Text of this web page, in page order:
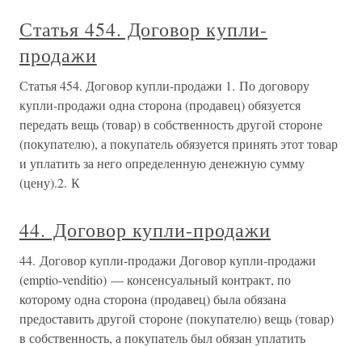
Статья 454. Договор купли-
продажи
Статья 454. Договор купли-продажи 1. По договору
купли-продажи одна сторона (продавец) обязуется
передать вещь (товар) в собственность другой стороне
(покупателю), а покупатель обязуется принять этот товар
и уплатить за него определенную денежную сумму
(цену).2. К
44. Договор купли-продажи
44. Договор купли-продажи Договор купли-продажи
(emptio-venditio) — консенсуальный контракт, по
которому одна сторона (продавец) была обязана
предоставить другой стороне (покупателю) вещь (товар)
в собственность, а покупатель был обязан уплатить